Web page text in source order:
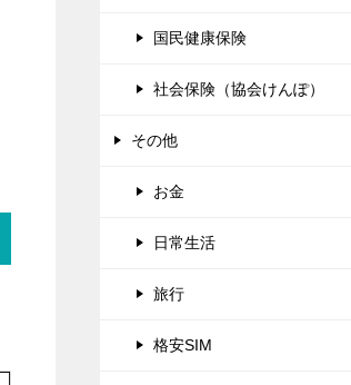
国民健康保険
社会保険（協会けんぽ）
その他
お金
日常生活
旅行
格安SIM